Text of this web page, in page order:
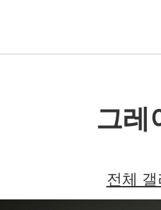
그레
전체